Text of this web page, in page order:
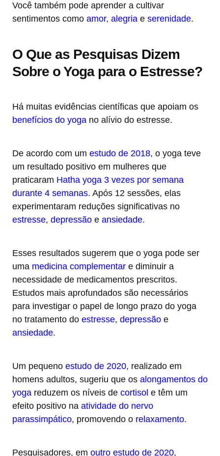
Você também pode aprender a cultivar
sentimentos como amor, alegria e serenidade.
O Que as Pesquisas Dizem
Sobre o Yoga para o Estresse?
Há muitas evidências científicas que apoiam os
benefícios do yoga no alívio do estresse.
De acordo com um estudo de 2018, o yoga teve
um resultado positivo em mulheres que
praticaram Hatha yoga 3 vezes por semana
durante 4 semanas. Após 12 sessões, elas
experimentaram reduções significativas no
estresse, depressão e ansiedade.
Esses resultados sugerem que o yoga pode ser
uma medicina complementar e diminuir a
necessidade de medicamentos prescritos.
Estudos mais aprofundados são necessários
para investigar o papel de longo prazo do yoga
no tratamento do estresse, depressão e
ansiedade.
Um pequeno estudo de 2020, realizado em
homens adultos, sugeriu que os alongamentos do
yoga reduzem os níveis de cortisol e têm um
efeito positivo na atividade do nervo
parassimpático, promovendo o relaxamento.
Pesquisadores, em outro estudo de 2020,